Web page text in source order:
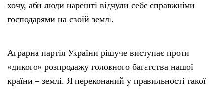
хочу, аби люди нарешті відчули себе справжніми
господарями на своїй землі.
Аграрна партія України рішуче виступає проти
«дикого» розпродажу головного багатства нашої
країни – землі. Я переконаний у правильності такої